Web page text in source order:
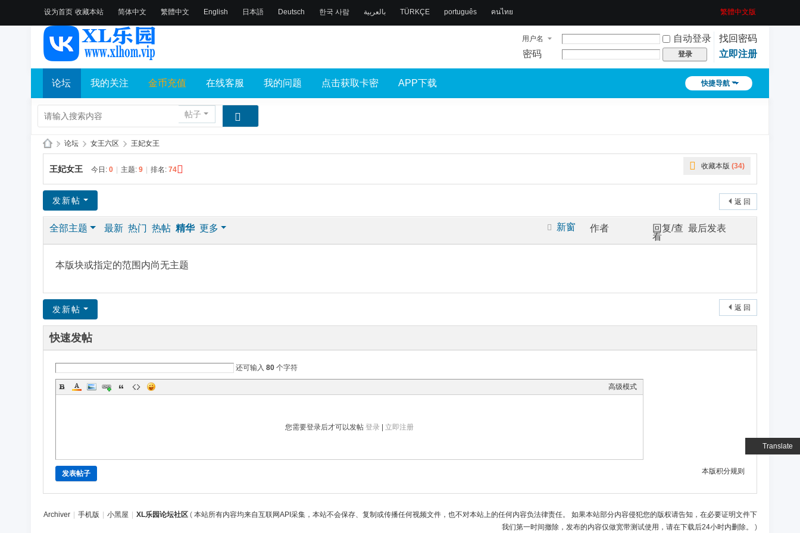
设为首页 收藏本站
Translate
简体中文 繁體中文 English 日本語 Deutsch 한국 사람 بالعربية TÜRKÇE português คนไทย 繁體中文版
用户名 自动登录
找回密码
密码
登录 立即注册
快捷导航
论坛 我的关注 金币充值 在线客服 我的问题 点击获取卡密 APP下载
帖子
乐
园
论
坛
» 论坛 › 女王六区 › 王妃女王
收藏本版 (34)
王妃女王 今日: 0 主题: 9 排名: 74
返 回
发新帖
新窗
全部主题 最新 热门 热帖 精华 更多 作者
回复/查
看
最后发表
本版块或指定的范围内尚无主题
返 回
发新帖
快速发帖
还可输入 80 个字符
高级模式
您需要登录后才可以发帖 登录 立即注册
本版积分规则
发表帖子
Archiver 手机版 小黑屋 XL乐园论坛社区 ( 本站所有内容均来自互联网API采集，本站不会保存、复制或传播任何视频文件，也不对本站上的任何内容负法律责任。 如果本站部分内容侵犯您的版权请告知，在必要证明文件下
我们第一时间撤除，发布的内容仅做宽带测试使用，请在下载后24小时内删除。
)